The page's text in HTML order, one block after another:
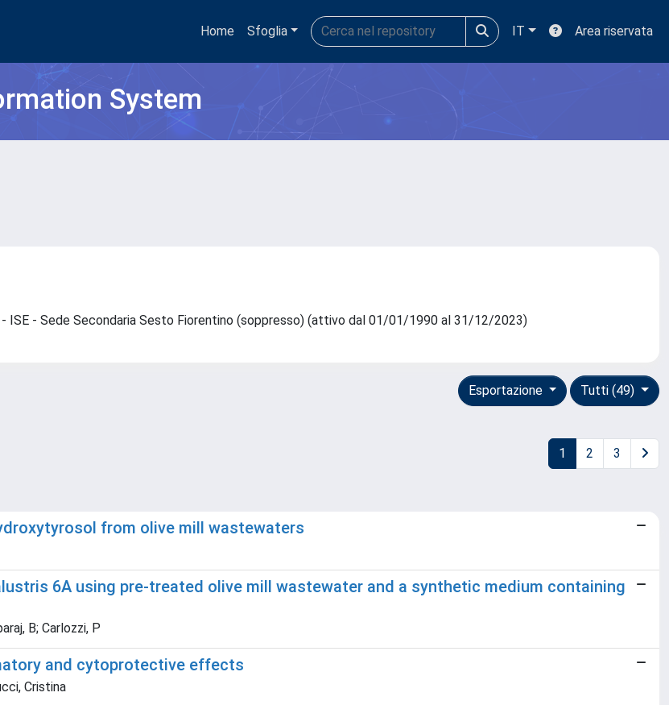
Home Sfoglia IT Area riservata
System
ISE - Sede Secondaria Sesto Fiorentino (soppresso) (attivo dal 01/01/1990 al 31/12/2023)
Tutti (49)
Esportazione
1 2 3
from olive mill wastewaters
6A using pre-treated olive mill wastewater and a synthetic medium containing
B; Carlozzi, P
and cytoprotective effects
Cristina